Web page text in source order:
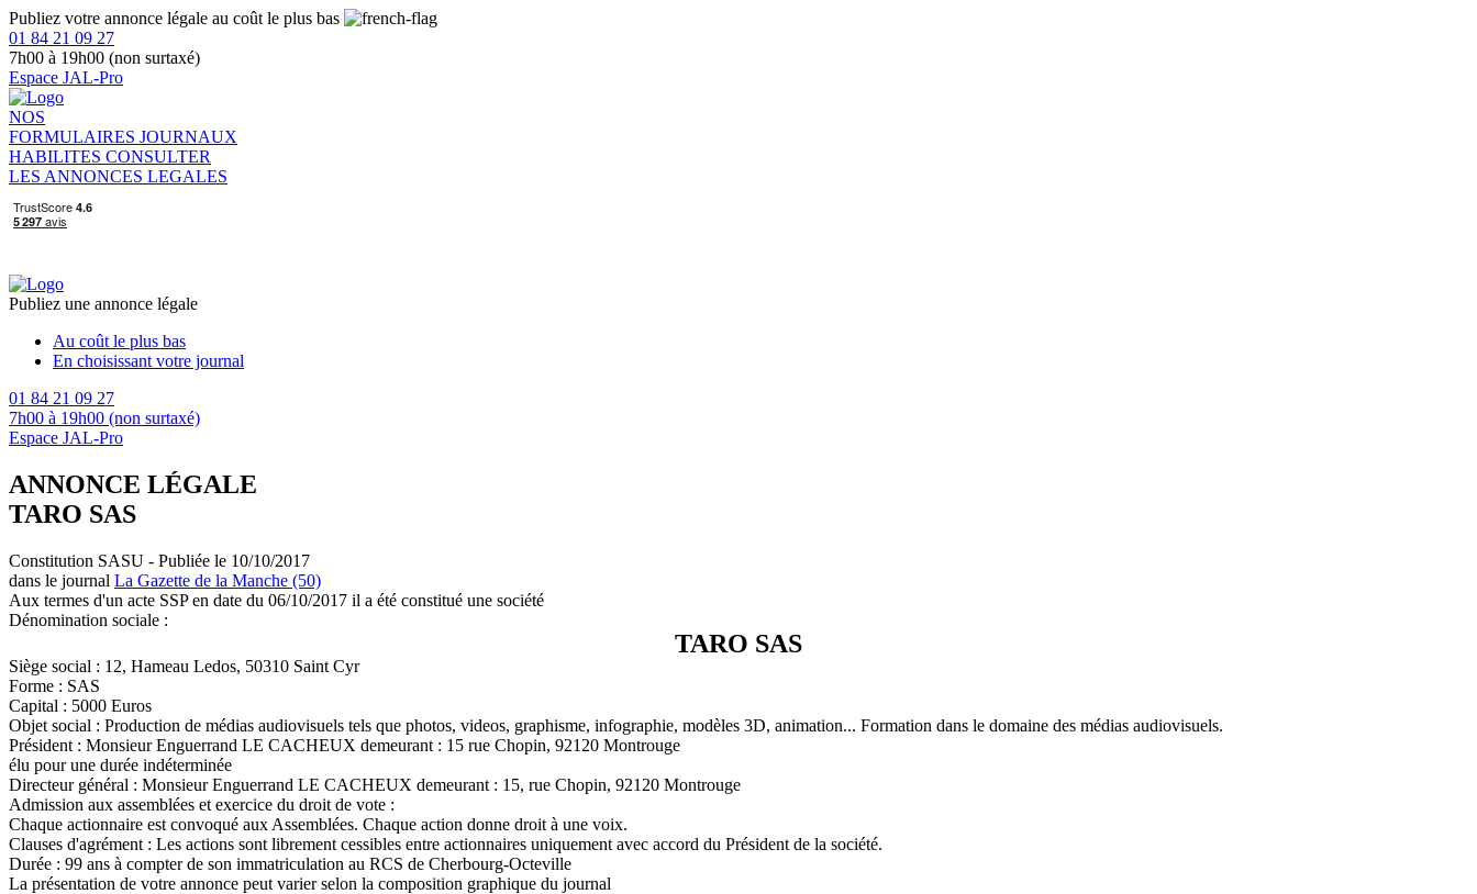
Publiez votre annonce légale au coût le plus bas
01 84 21 09 27
7h00 à 19h00 (non surtaxé)
Espace JAL-Pro
NOS
FORMULAIRES JOURNAUX
HABILITES CONSULTER
LES ANNONCES LEGALES
Publiez une annonce légale
Au coût le plus bas
En choisissant votre journal
01 84 21 09 27
7h00 à 19h00 (non surtaxé)
Espace JAL-Pro
ANNONCE LÉGALE
TARO SAS
Constitution SASU - Publiée le 10/10/2017
dans le journal La Gazette de la Manche (50)
Aux termes d'un acte SSP en date du 06/10/2017 il a été constitué une société
Dénomination sociale :
TARO SAS
Siège social : 12, Hameau Ledos, 50310 Saint Cyr
Forme : SAS
Capital : 5000 Euros
Objet social : Production de médias audiovisuels tels que photos, videos, graphisme, infographie, modèles 3D, animation... Formation dans le domaine des médias audiovisuels.
Président : Monsieur Enguerrand LE CACHEUX demeurant : 15 rue Chopin, 92120 Montrouge
élu pour une durée indéterminée
Directeur général : Monsieur Enguerrand LE CACHEUX demeurant : 15, rue Chopin, 92120 Montrouge
Admission aux assemblées et exercice du droit de vote :
Chaque actionnaire est convoqué aux Assemblées. Chaque action donne droit à une voix.
Clauses d'agrément : Les actions sont librement cessibles entre actionnaires uniquement avec accord du Président de la société.
Durée : 99 ans à compter de son immatriculation au RCS de Cherbourg-Octeville
La présentation de votre annonce peut varier selon la composition graphique du journal